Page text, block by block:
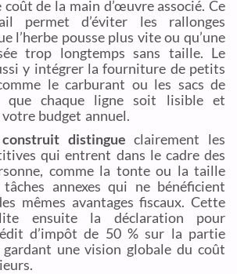
coût de la main d’œuvre associé. Ce
permet d’éviter les rallonges
l’herbe pousse plus vite ou qu’une
trop longtemps sans taille. Le
y intégrer la fourniture de petits
le carburant ou les sacs de
que chaque ligne soit lisible et
budget annuel.
distingue clairement les
qui entrent dans le cadre des
comme la tonte ou la taille
tâches annexes qui ne bénéficient
mêmes avantages fiscaux. Cette
ensuite la déclaration pour
d’impôt de 50 % sur la partie
une vision globale du coût